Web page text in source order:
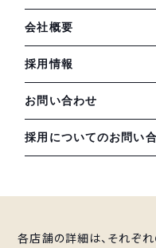
会社概要
採用情報
お問い合わせ
採用についてのお問い
各店舗の詳細は、それぞ